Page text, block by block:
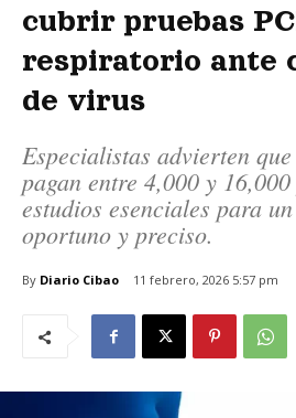
cubrir pruebas
respiratorio ante
de virus
Especialistas advierten
pagan entre 4,000 y
estudios esenciales para
oportuno y preciso.
By Diario Cibao 11 febrero, 2026 5:57 pm